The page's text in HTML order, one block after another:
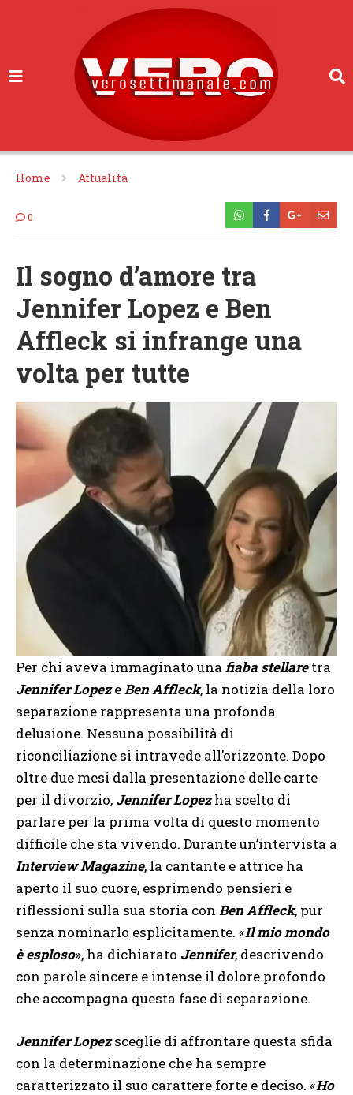
Home Attualità
0
Il sogno d’amore tra
Jennifer Lopez e Ben
Affleck si infrange una
volta per tutte
Per chi aveva immaginato una fiaba stellaretra
Jennifer LopezeBen Affleck, la notizia della loro
separazione rappresenta una profonda
delusione. Nessuna possibilità di
riconciliazione si intravede all’orizzonte. Dopo
oltre due mesi dalla presentazione delle carte
per il divorzio, Jennifer Lopezha scelto di
parlare per la prima volta di questo momento
difficile che sta vivendo. Durante un’intervista a
Interview Magazine, la cantante e attrice ha
aperto il suo cuore, esprimendo pensieri e
riflessioni sulla sua storia con Ben Affleck, pur
senza nominarlo esplicitamente. «Il mio mondo
è esploso», ha dichiarato Jennifer, descrivendo
con parole sincere e intense il dolore profondo
che accompagna questa fase di separazione.
Jennifer Lopezsceglie di affrontare questa sfida
con la determinazione che ha sempre
caratterizzato il suo carattere forte e deciso. «Ho